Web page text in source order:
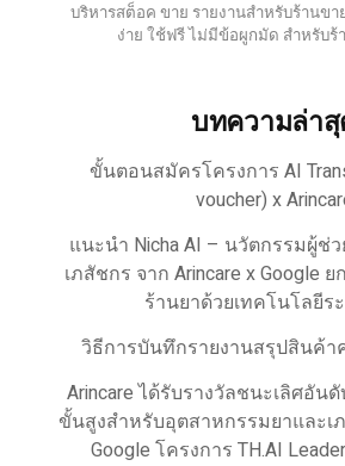
บริหารสต็อค ขาย รายงานสำหรับร้านข
ง่าย ใช้ฟรี ไม่มีข้อผูกมัด สำหรับร้
บทความล่า
ขั้นตอนสมัครโครงการ AI
voucher) x
แนะนำ Nicha AI – นวัตกรรมผู้ช่
เภสัชกร จาก Arincare x Google
ร้านยาด้วยเทคโนโลยีร
วิธีการบันทึกรายงานสรุปสินค้
Arincare ได้รับรางวัลชนะเลิศอัน
ขั้นสูงสำหรับอุตสาหกรรมยาและเ
Google โครงการ TH.AI